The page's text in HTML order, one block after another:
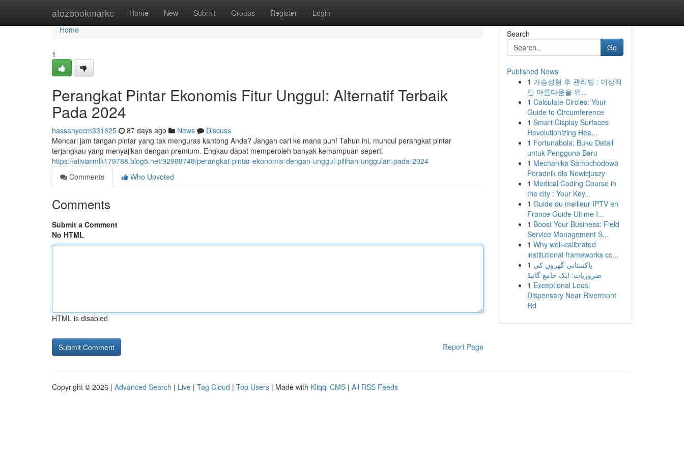
atozbookmarkc Home New Submit Groups Register Login
Home
Home
1
Perangkat Pintar Ekonomis Fitur Unggul: Alternatif Terbaik
Pada 2024
hassanyccm331625 87 days ago News
Discuss
Mencari jam tangan pintar yang tak menguras kantong Anda? Jangan cari ke mana pun! Tahun ini, muncul perangkat pintar
terjangkau yang menyajikan dengan premium. Engkau dapat memperoleh banyak kemampuan seperti
https://aliviarmlk179788.blog5.net/92988748/perangkat-pintar-ekonomis-dengan-unggul-pilihan-unggulan-pada-2024
Comments
Who Upvoted
Comments
Submit a Comment
No HTML
HTML is disabled
Report Page
Search
Go
Published News
1 가슴성형 후 관리법 : 이상적
인 아름다움을 위...
1 Calculate Circles: Your
Guide to Circumference
1 Smart Display Surfaces
Revolutionizing Hea...
1 Fortunabola: Buku Detail
untuk Pengguna Baru
1 Mechanika Samochodowa
Poradnik dla Nowicjuszy
1 Medical Coding Course in
the city : Your Key...
1 Guide du meilleur IPTV en
France Guide Ultime I...
1 Boost Your Business: Field
Service Management S...
1 Why well-calibrated
institutional frameworks co...
1 پاکستانی گھروں کی
ضروریات: ایک جامع گائیڈ
1 Exceptional Local
Dispensary Near Rivermont
Rd
Copyright © 2026 | Advanced Search | Live | Tag Cloud | Top Users | Made with Kliqqi CMS | All RSS Feeds